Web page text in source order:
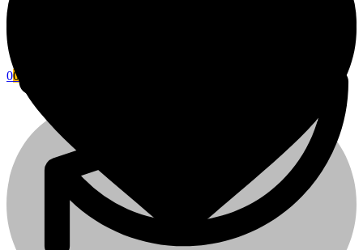
Fini Betta
00